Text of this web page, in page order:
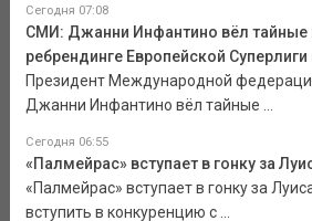
Сегодня 07:08
СМИ: Джанни Инфантино вёл тайные
ребрендинге Европейской
Президент Международной
Джанни Инфантино вёл тайные ...
Сегодня 06:55
«Палмейрас» вступает в гонку за
«Палмейрас» вступает в гонку за
вступить в конкуренцию с ...